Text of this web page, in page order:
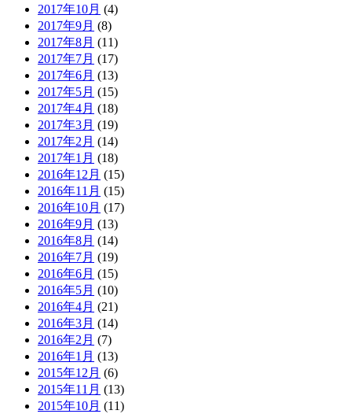
2017年10月 (4)
2017年9月 (8)
2017年8月 (11)
2017年7月 (17)
2017年6月 (13)
2017年5月 (15)
2017年4月 (18)
2017年3月 (19)
2017年2月 (14)
2017年1月 (18)
2016年12月 (15)
2016年11月 (15)
2016年10月 (17)
2016年9月 (13)
2016年8月 (14)
2016年7月 (19)
2016年6月 (15)
2016年5月 (10)
2016年4月 (21)
2016年3月 (14)
2016年2月 (7)
2016年1月 (13)
2015年12月 (6)
2015年11月 (13)
2015年10月 (11)